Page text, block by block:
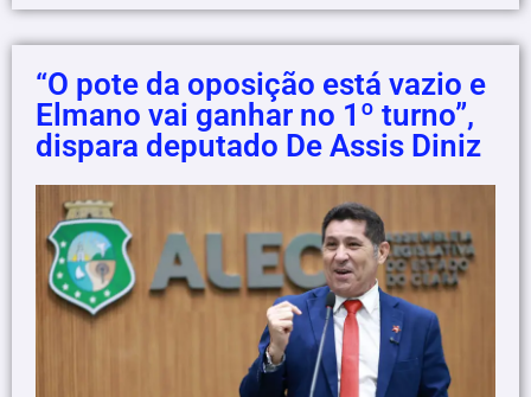
“O pote da oposição está vazio e
Elmano vai ganhar no 1º turno”,
dispara deputado De Assis Diniz